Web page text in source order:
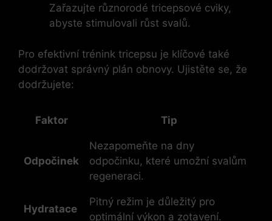
Zařazujte ⁤různorodé tricepsové cviky,
abyste stimulovali ​růst svalů.
Pro efektivní trénink ⁣tricepsu je klíčové také
dodržovat správný plán obnovy. Ujistěte se, že
dodržujete:
Faktor Tip
Odpočinek
Nezapomeňte na dny
odpočinku,‍ které umožní svalům
regeneraci.
Hydratace
Pitný režim je důležitý pro
optimální ⁣výkon a zotavení.